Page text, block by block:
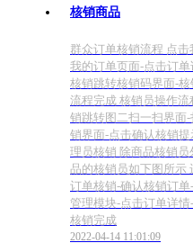
核销商品
群众订单核销流程 点
我的订单页面-点击订
核销跳转核销码界面-
流程完成 核销员操作
销跳转图二扫一扫界面
销界面-点击确认核销
理员核销 除商品核销
品的核销员如下图所示
订单核销-确认核销订
管理模块-点击订单详
核销完成
2022-04-14 11:01:09